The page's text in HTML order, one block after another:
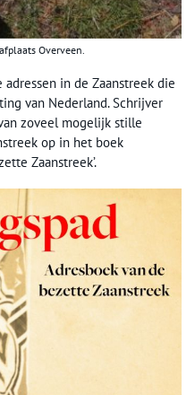
Overveen.
in de Zaanstreek die
van Nederland. Schrijver
zoveel mogelijk stille
op in het boek
Zaanstreek’.